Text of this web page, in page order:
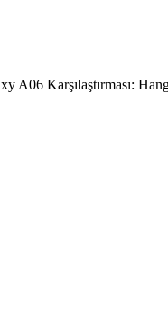
A06 Karşılaştırması: